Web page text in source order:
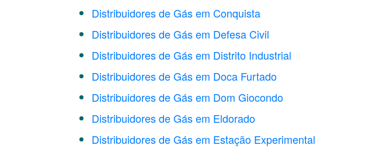
Distribuidores de Gás em Conquista
Distribuidores de Gás em Defesa Civil
Distribuidores de Gás em Distrito Industrial
Distribuidores de Gás em Doca Furtado
Distribuidores de Gás em Dom Giocondo
Distribuidores de Gás em Eldorado
Distribuidores de Gás em Estação Experimental